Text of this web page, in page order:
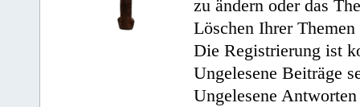
zu ändern oder das
Löschen Ihrer
Die Registrierung ist
Ungelesene Beiträge
Ungelesene